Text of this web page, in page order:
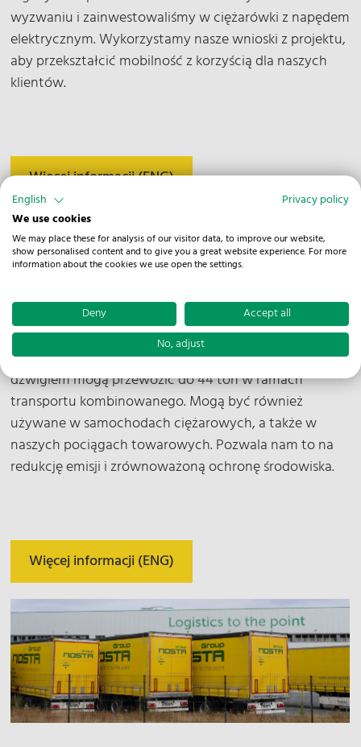
wyzwaniu i zainwestowaliśmy w ciężarówki z napędem
elektrycznym. Wykorzystamy nasze wnioski z projektu,
aby przekształcić mobilność z korzyścią dla naszych
klientów.
Więcej informacji (ENG)
Nasze naczepy z dźwigiem chronią
środowisko
Większa objętość towarów, wszechstronność i
jednocześnie korzyści dla środowiska: nasze naczepy z
dźwigiem mogą przewozić do 44 ton w ramach
transportu kombinowanego. Mogą być również
używane w samochodach ciężarowych, a także w
naszych pociągach towarowych. Pozwala nam to na
redukcję emisji i zrównoważoną ochronę środowiska.
Więcej informacji (ENG)
English
Privacy policy
We use cookies
We may place these for analysis of our visitor data, to improve our website,
show personalised content and to give you a great website experience. For more
information about the cookies we use open the settings.
Deny
Accept all
No, adjust